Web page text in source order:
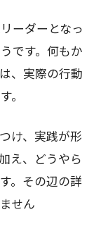
ーダーとなっ
です。何もか
、実際の行動
。
け、実践が形
え、どうやら
。その辺の詳
せん